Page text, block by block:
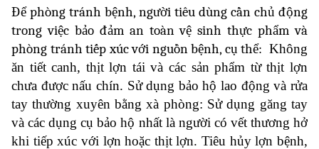
Để phòng tránh bệnh, người tiêu dùng cần chủ động
trong việc bảo đảm an toàn vệ sinh thực phẩm và
phòng tránh tiếp xúc với nguồn bệnh, cụ thể: Không
ăn tiết canh, thịt lợn tái và các sản phẩm từ thịt lợn
chưa được nấu chín. Sử dụng bảo hộ lao động và rửa
tay thường xuyên bằng xà phòng: Sử dụng găng tay
và các dụng cụ bảo hộ nhất là người có vết thương hở
khi tiếp xúc với lợn hoặc thịt lợn. Tiêu hủy lợn bệnh,